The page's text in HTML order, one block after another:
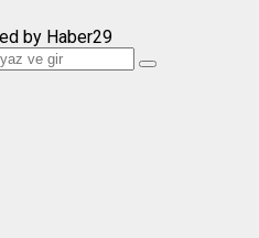
by Haber29